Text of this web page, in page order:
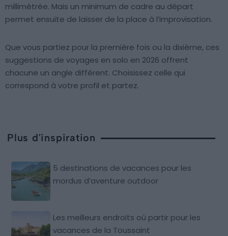
millimétrée. Mais un minimum de cadre au départ
permet ensuite de laisser de la place à l’improvisation.
Que vous partiez pour la première fois ou la dixième, ces
suggestions de voyages en solo en 2026 offrent
chacune un angle différent. Choisissez celle qui
correspond à votre profil et partez.
Plus d'inspiration
5 destinations de vacances pour les
mordus d’aventure outdoor
Les meilleurs endroits où partir pour les
vacances de la Toussaint